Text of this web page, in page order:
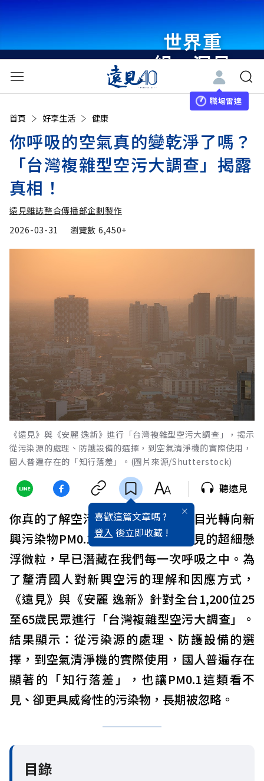
世界重
組・洞見
未來 與
世界領袖
同行
職場雷達
首頁 好享生活 健康
你呼吸的空氣真的變乾淨了嗎？
「台灣複雜型空污大調查」揭露
真相！
遠見雜誌整合傳播部企劃製作
2026-03-31
瀏覽數 6,450+
《遠見》與《安麗 逸新》進行「台灣複雜型空污大調查」，揭示
從污染源的處理、防護設備的選擇，到空氣清淨機的實際使用，
國人普遍存在的「知行落差」。(圖片來源/Shutterstock)
喜歡這篇文章嗎 ?
登入 後立即收藏 !
聽遠見
你真的了解空污嗎？當全球逐漸將目光轉向新
興污染物PM0.1時，這種肉眼不可見的超細懸
浮微粒，早已潛藏在我們每一次呼吸之中。為
了釐清國人對新興空污的理解和因應方式，
《遠見》與《安麗 逸新》針對全台1,200位25
至65歲民眾進行「台灣複雜型空污大調查」。
結果顯示：從污染源的處理、防護設備的選
擇，到空氣清淨機的實際使用，國人普遍存在
顯著的「知行落差」，也讓PM0.1這類看不
見、卻更具威脅性的污染物，長期被忽略。
目錄